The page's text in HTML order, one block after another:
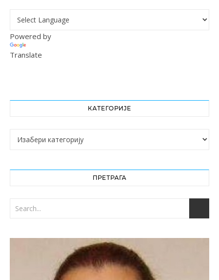
Powered by
Translate
КАТЕГОРИЈЕ
Категорије
ПРЕТРАГА